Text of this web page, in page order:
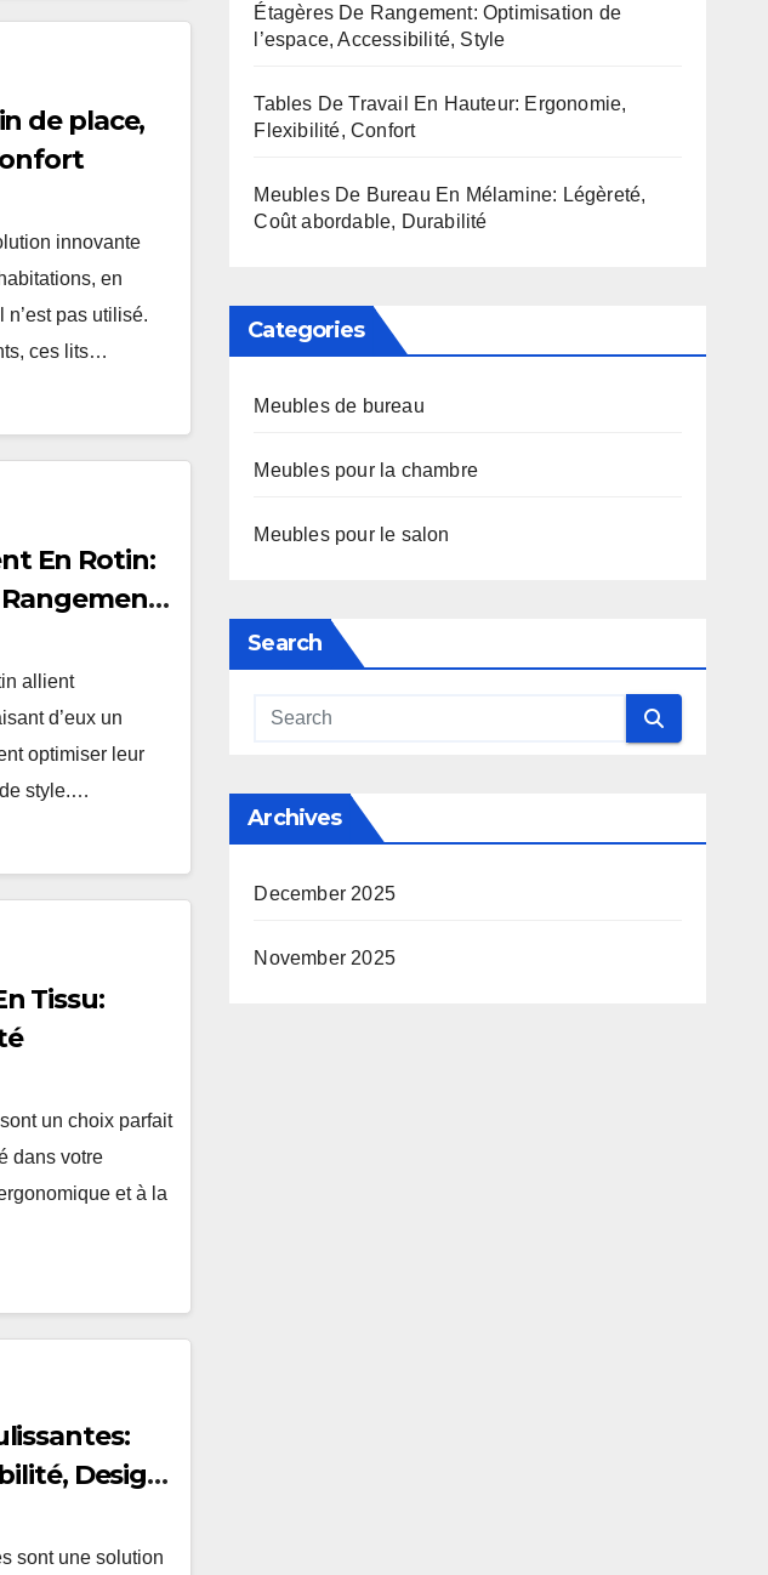
de place,
innovante
en
n’est pas utilisé.
ces lits…
En Rotin:
allient
d’eux un
optimiser leur
style.…
Tissu:
un choix parfait
dans votre
et à la
Design
sont une solution
Étagères De Rangement: Optimisation de
l’espace, Accessibilité, Style
Tables De Travail En Hauteur: Ergonomie,
Flexibilité, Confort
Meubles De Bureau En Mélamine: Légèreté,
Coût abordable, Durabilité
Categories
Meubles de bureau
Meubles pour la chambre
Meubles pour le salon
Search
Archives
December 2025
November 2025